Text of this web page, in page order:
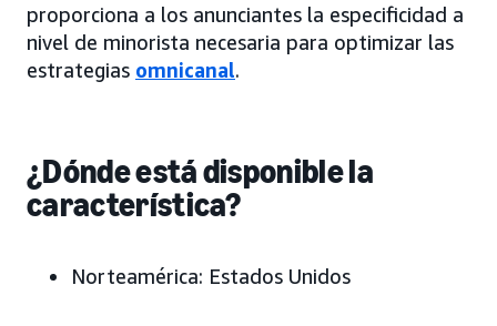
proporciona a los anunciantes la especificidad a
nivel de minorista necesaria para optimizar las
estrategias omnicanal.
¿Dónde está disponible la
característica?
Norteamérica: Estados Unidos